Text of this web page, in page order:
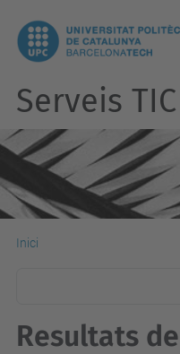
Serveis TIC
Inici
Resultats